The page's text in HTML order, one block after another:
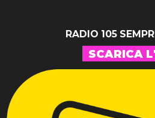
RADIO 105
SCARICA